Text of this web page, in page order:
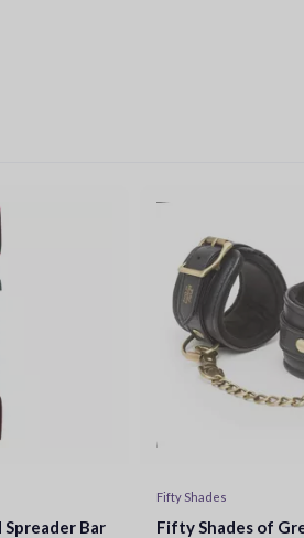
Bar
Fifty Shades
Fifty Shades of